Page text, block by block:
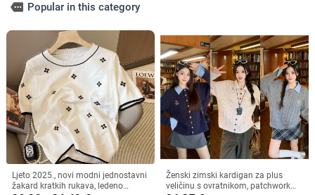
more Popular in this category
Ljeto 2025., novi modni jednostavni
žakard kratkih rukava, ledeno
Ženski zimski kardigan za plus
veličinu s ovratnikom, patchwork